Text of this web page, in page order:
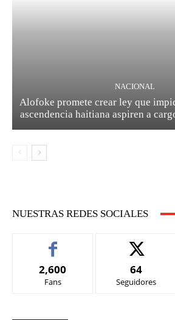
NACIONAL
Alofoke promete crear ley que
ascendencia haitiana aspiren a
NUESTRAS REDES SOCIALES
2,600
Fans
64
Seguidores